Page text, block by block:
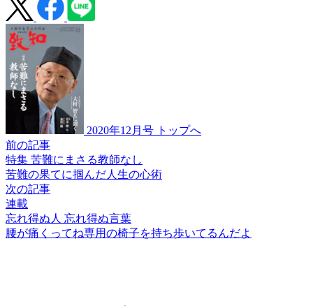
2020年12月号 トップへ
前の記事
特集 苦難にまさる教師なし
苦難の果てに掴んだ人生の心術
次の記事
連載
忘れ得ぬ人 忘れ得ぬ言葉
腰が痛くってね専用の椅子を持ち歩いてるんだよ